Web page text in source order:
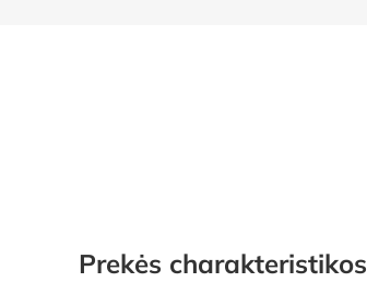
Prekės charakteristikos